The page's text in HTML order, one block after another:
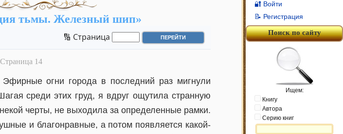
тьмы. Железный шип»
🔢 Страница
14
огни города в последний раз мигнули
среди этих груд, я вдруг ощутила странную
черты, не выходила за определенные рамки.
и благонравные, а потом появляется какой-
🔐 Войти
📝 Регистрация
Поиск по сайту
Ищем:
Книгу
Автора
Серию книг